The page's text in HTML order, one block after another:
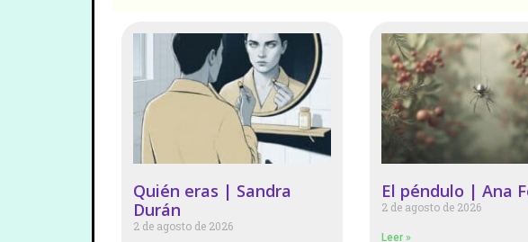
Quién eras | Sandra
Durán
2 de agosto de 2026
El péndulo | Ana
2 de agosto de 2026
Leer »